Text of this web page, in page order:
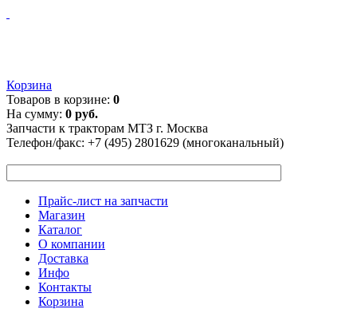
Корзина
Товаров в корзине: 0
На сумму: 0 руб.
Запчасти к тракторам МТЗ г. Москва
Телефон/факс: +7 (495) 2801629 (многоканальный)
Прайс-лист на запчасти
Магазин
Каталог
О компании
Доставка
Инфо
Контакты
Корзина